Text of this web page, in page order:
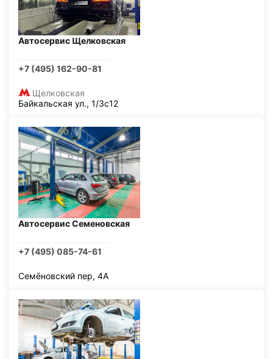
Автосервис Щелковская
+7 (495) 162-90-81
Щелковская
Байкальская ул., 1/3с12
Автосервис Семеновская
+7 (495) 085-74-61
Семёновский пер, 4А